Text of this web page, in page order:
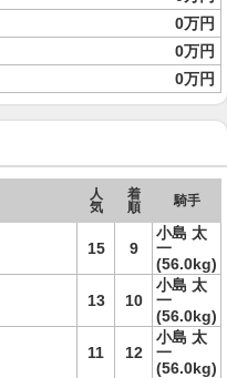
0万円
0万円
0万円
人
気
着
順
騎手
15 9
小島 太
一
(56.0kg)
13 10
小島 太
一
(56.0kg)
11 12
小島 太
一
(56.0kg)